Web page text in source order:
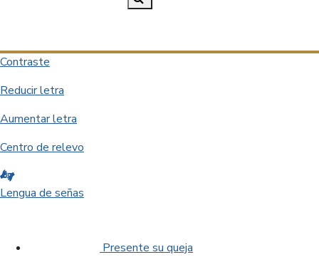
Contraste
Reducir letra
Aumentar letra
Centro de relevo
Lengua de señas
Presente su queja